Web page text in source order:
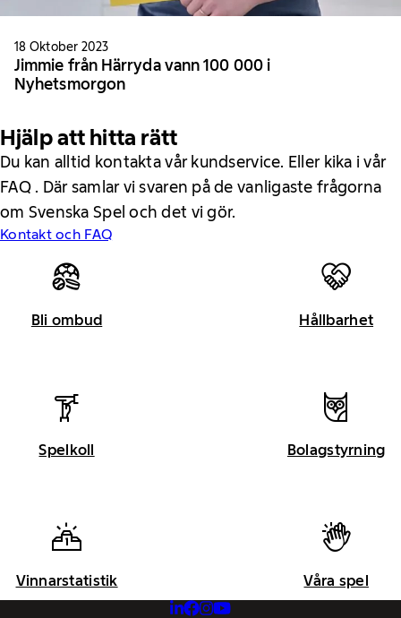
18 Oktober 2023
Jimmie från Härryda vann 100 000 i
Nyhetsmorgon
Hjälp att hitta rätt
Du kan alltid kontakta vår kundservice. Eller kika i vår
FAQ . Där samlar vi svaren på de vanligaste frågorna
om Svenska Spel och det vi gör.
Kontakt och FAQ
Bli ombud Hållbarhet
Spelkoll Bolagstyrning
Vinnarstatistik Våra spel